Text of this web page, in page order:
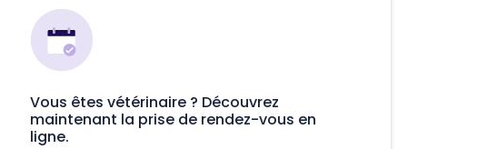
Vous êtes vétérinaire ? Découvrez
maintenant la prise de rendez-vous en
ligne.